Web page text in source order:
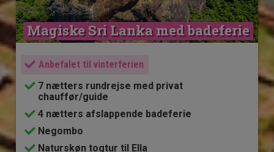
Magiske Sri Lanka med badeferie
Anbefalet til vinterferien
7 nætters rundrejse med privat
chauffør/guide
4 nætters afslappende badeferie
Negombo
Naturskøn togtur til Ella